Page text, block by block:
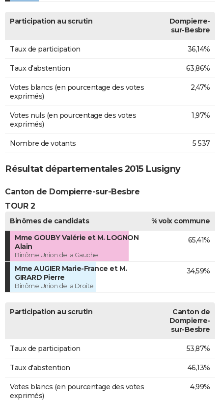
Participation au scrutin
Dompierre-
sur-Besbre
Taux de participation 36,14%
Taux d'abstention 63,86%
Votes blancs (en pourcentage des votes
exprimés)
2,47%
Votes nuls (en pourcentage des votes
exprimés)
1,97%
Nombre de votants 5 537
Résultat départementales 2015 Lusigny
Canton de Dompierre-sur-Besbre
TOUR 2
Binômes de candidats
% voix commune
Mme GOUBY Valérie et M. LOGNON
Alain
Binôme Union de la Gauche
65,41%
Mme AUGIER Marie-France et M.
GIRARD Pierre
Binôme Union de la Droite
34,59%
Participation au scrutin
Canton de
Dompierre-
sur-Besbre
Taux de participation 53,87%
Taux d'abstention 46,13%
Votes blancs (en pourcentage des votes
exprimés)
4,99%